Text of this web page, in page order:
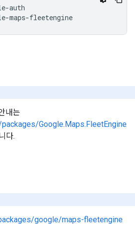
auth
내는
Google.Maps.FleetEngine
다.
google/maps-fleetengine